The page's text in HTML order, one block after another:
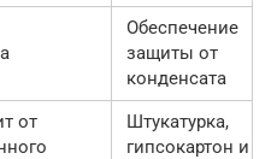
Обеспечение
защиты от
конденсата
от
Штукатурка,
гипсокартон и